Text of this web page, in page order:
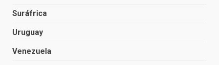
Suráfrica
Uruguay
Venezuela